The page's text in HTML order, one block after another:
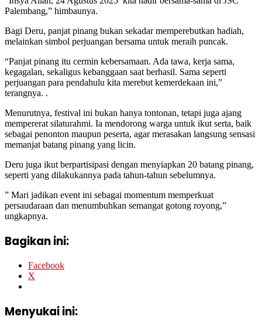
Palembang,” himbaunya.
Bagi Deru, panjat pinang bukan sekadar memperebutkan hadiah,
melainkan simbol perjuangan bersama untuk meraih puncak.
“Panjat pinang itu cermin kebersamaan. Ada tawa, kerja sama,
kegagalan, sekaligus kebanggaan saat berhasil. Sama seperti
perjuangan para pendahulu kita merebut kemerdekaan ini,”
terangnya. .
Menurutnya, festival ini bukan hanya tontonan, tetapi juga ajang
mempererat silaturahmi. Ia mendorong warga untuk ikut serta, baik
sebagai penonton maupun peserta, agar merasakan langsung sensasi
memanjat batang pinang yang licin.
Deru juga ikut berpartisipasi dengan menyiapkan 20 batang pinang,
seperti yang dilakukannya pada tahun-tahun sebelumnya.
” Mari jadikan event ini sebagai momentum memperkuat
persaudaraan dan menumbuhkan semangat gotong royong,”
ungkapnya.
Bagikan ini:
Facebook
X
Menyukai ini: